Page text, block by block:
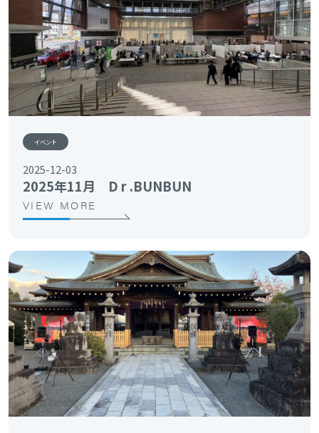
イベント
2025-12-03
2025年11月 D r .BUNBUN
VIEW MORE